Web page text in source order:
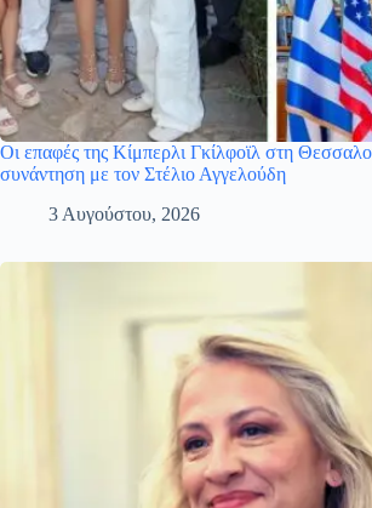
Οι επαφές της Κίμπερλι Γκίλφοϊλ στη
συνάντηση με τον Στέλιο Αγγελούδη
3 Αυγούστου, 2026